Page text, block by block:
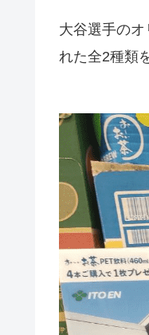
大谷選手の
れた全2種類